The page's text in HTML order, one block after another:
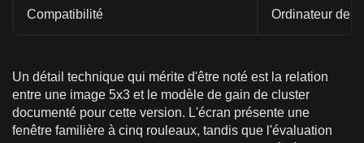
Compatibilité Ordinateur de
Un détail technique qui mérite d'être noté est la relation
entre une image 5x3 et le modèle de gain de cluster
documenté pour cette version. L'écran présente une
fenêtre familière à cinq rouleaux, tandis que l'évaluation